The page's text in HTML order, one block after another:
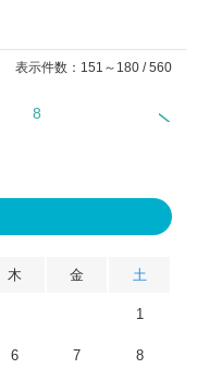
表示件数：151～180 / 560
8
木 金 土
1
6 7 8